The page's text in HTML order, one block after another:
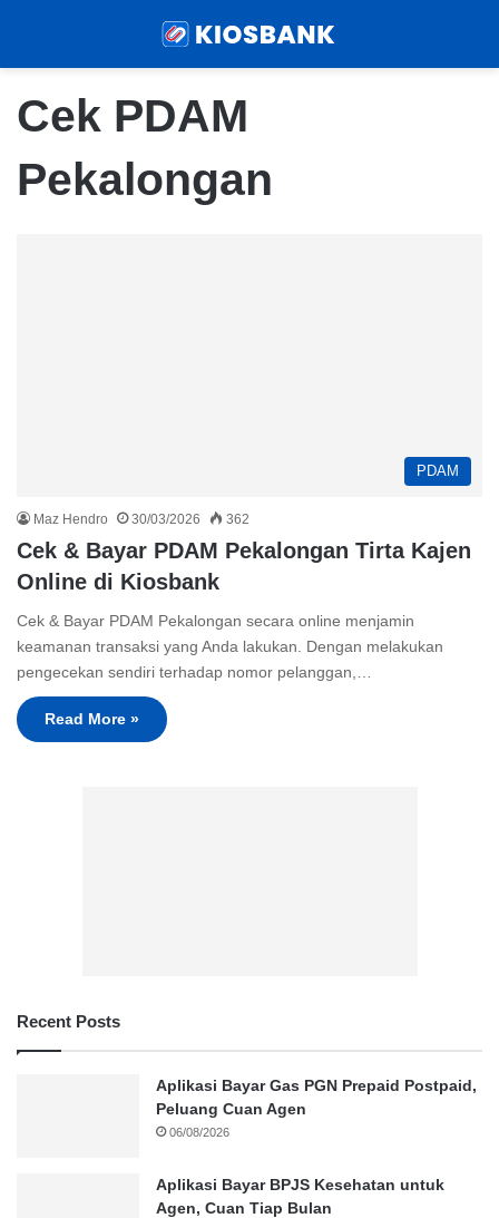
Cek PDAM
Pekalongan
PDAM
Maz Hendro 30/03/2026 362
Cek & Bayar PDAM Pekalongan Tirta Kajen
Online di Kiosbank
Cek & Bayar PDAM Pekalongan secara online menjamin
keamanan transaksi yang Anda lakukan. Dengan melakukan
pengecekan sendiri terhadap nomor pelanggan,…
Read More »
Recent Posts
Aplikasi Bayar Gas PGN Prepaid Postpaid,
Peluang Cuan Agen
06/08/2026
Aplikasi Bayar BPJS Kesehatan untuk
Agen, Cuan Tiap Bulan